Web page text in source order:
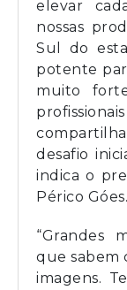
elevar
nossas
Sul do
potente
muito
desafio
indica o
Périco Góes.
“Grandes
que sabem
imagens.